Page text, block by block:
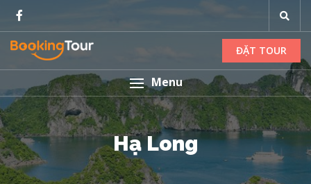
ĐẶT TOUR
Menu
Hạ Long